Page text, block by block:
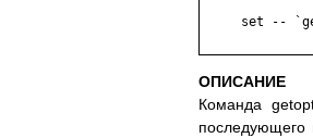
set --
ОПИСАНИЕ
Команда
последующего